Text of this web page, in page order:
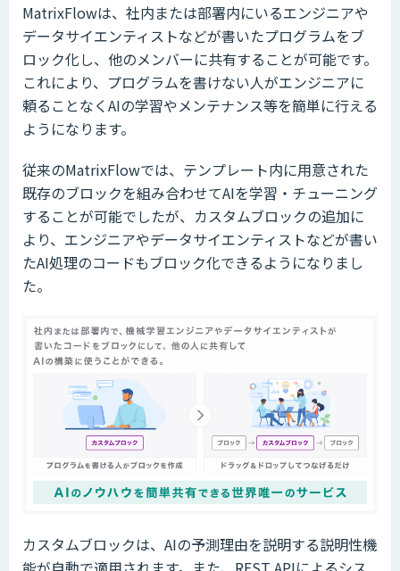
MatrixFlowは、社内または部署内にいるエンジニアや
データサイエンティストなどが書いたプログラムをブ
ロック化し、他のメンバーに共有することが可能です。
これにより、プログラムを書けない人がエンジニアに
頼ることなくAIの学習やメンテナンス等を簡単に行える
ようになります。
従来のMatrixFlowでは、テンプレート内に用意された
既存のブロックを組み合わせてAIを学習・チューニング
することが可能でしたが、カスタムブロックの追加に
より、エンジニアやデータサイエンティストなどが書い
たAI処理のコードもブロック化できるようになりまし
た。
カスタムブロックは、AIの予測理由を説明する説明性機